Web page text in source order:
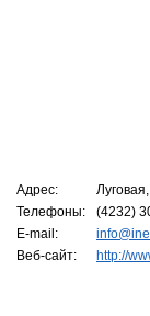
Адрес:
Телефоны:
(4232)
E-mail:
Веб-сайт:
http://